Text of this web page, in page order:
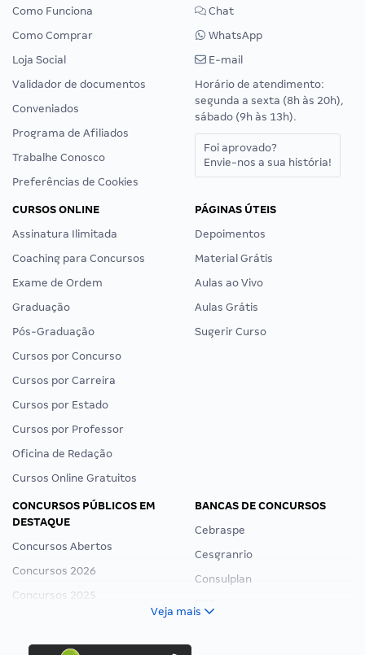
Como Funciona
Como Comprar
Loja Social
Validador de documentos
Conveniados
Programa de Afiliados
Trabalhe Conosco
Preferências de Cookies
Chat
WhatsApp
E-mail
Horário de atendimento:
segunda a sexta (8h às 20h),
sábado (9h às 13h).
Foi aprovado?
Envie-nos a sua história!
CURSOS ONLINE
Assinatura Ilimitada
Coaching para Concursos
Exame de Ordem
Graduação
Pós-Graduação
Cursos por Concurso
Cursos por Carreira
Cursos por Estado
Cursos por Professor
Oficina de Redação
Cursos Online Gratuitos
PÁGINAS ÚTEIS
Depoimentos
Material Grátis
Aulas ao Vivo
Aulas Grátis
Sugerir Curso
CONCURSOS PÚBLICOS EM
DESTAQUE
Concursos Abertos
Concursos 2026
Concursos 2025
Concurso Ibama
BANCAS DE CONCURSOS
Cebraspe
Cesgranrio
Consulplan
Veja mais